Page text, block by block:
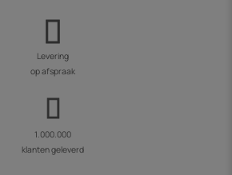
Levering
op afspraak
1.000.000
klanten geleverd